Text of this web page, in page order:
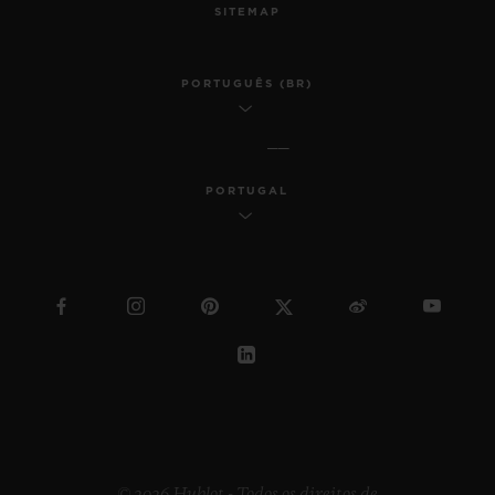
SITEMAP
PORTUGUÊS (BR)
PORTUGAL